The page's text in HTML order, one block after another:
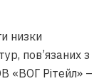
низки
пов’язаних з
«ВОГ Рітейл» –